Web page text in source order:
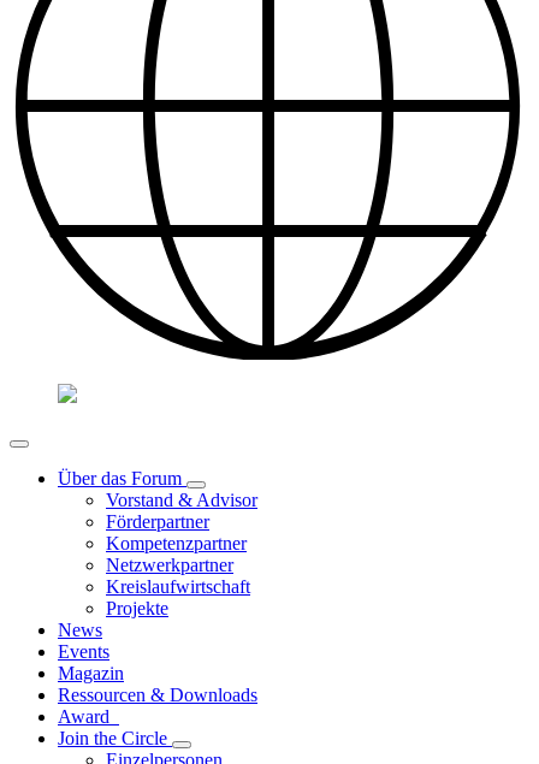
Über das Forum
Vorstand & Advisor
Förderpartner
Kompetenzpartner
Netzwerkpartner
Kreislaufwirtschaft
Projekte
News
Events
Magazin
Ressourcen & Downloads
Award
Join the Circle